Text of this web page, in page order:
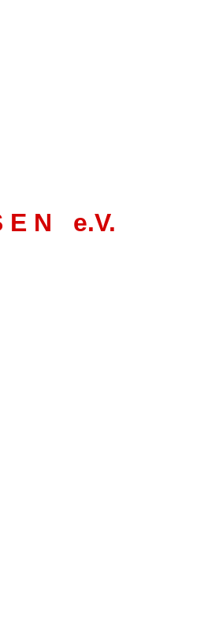
E N e.V.